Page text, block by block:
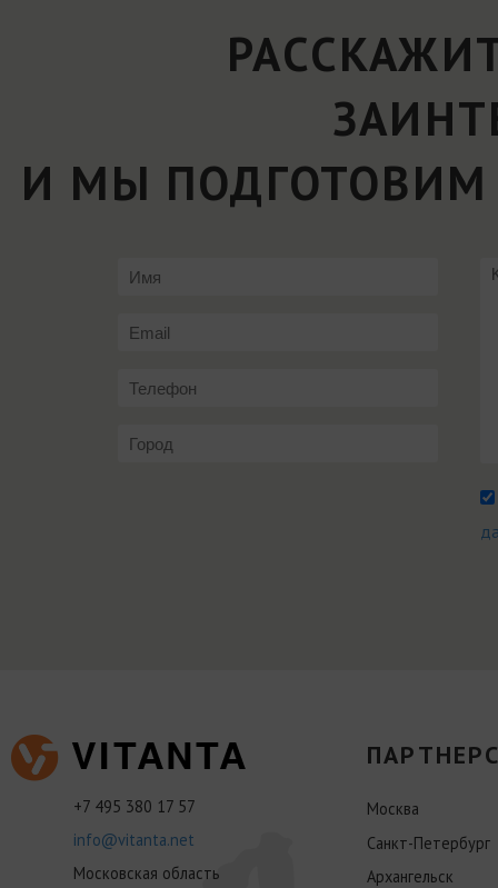
И МЫ ПОДГОТОВИМ
+7 495 380 17 57
info@vitanta.net
Московская область
Москва
Санкт-Петербург
Архангельск